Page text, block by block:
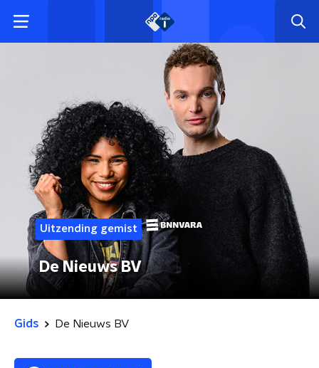
Uitzending gemist
De Nieuws BV
Gids De Nieuws BV